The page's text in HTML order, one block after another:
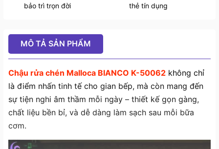
bảo trì trọn đời thẻ tín dụng
MÔ TẢ SẢN PHẨM
Chậu rửa chén Malloca BIANCO K-50062 không chỉ
là điểm nhấn tinh tế cho gian bếp, mà còn mang đến
sự tiện nghi âm thầm mỗi ngày – thiết kế gọn gàng,
chất liệu bền bỉ, và dễ dàng làm sạch sau mỗi bữa
cơm.